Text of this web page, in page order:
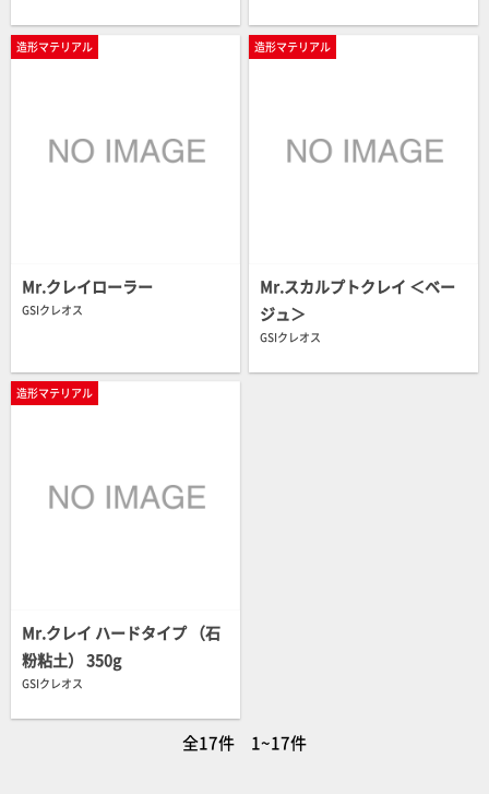
造形マテリアル
Mr.クレイローラー
GSIクレオス
造形マテリアル
Mr.スカルプトクレイ ＜ベー
ジュ＞
GSIクレオス
造形マテリアル
Mr.クレイ ハードタイプ （石
粉粘土） 350g
GSIクレオス
全17件 1~17件